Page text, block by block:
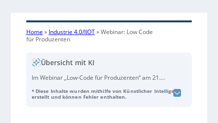
Home » Industrie 4.0/IIOT»Webinar: Low Code
für Produzenten
Übersicht mit KI
Im Webinar „Low-Code für Produzenten“ am 21.
Plattformensowie zunehmend integrierten
* Diese Inhalte wurden mithilfe von Künstlicher Intelligenz
erstellt und können Fehler enthalten.